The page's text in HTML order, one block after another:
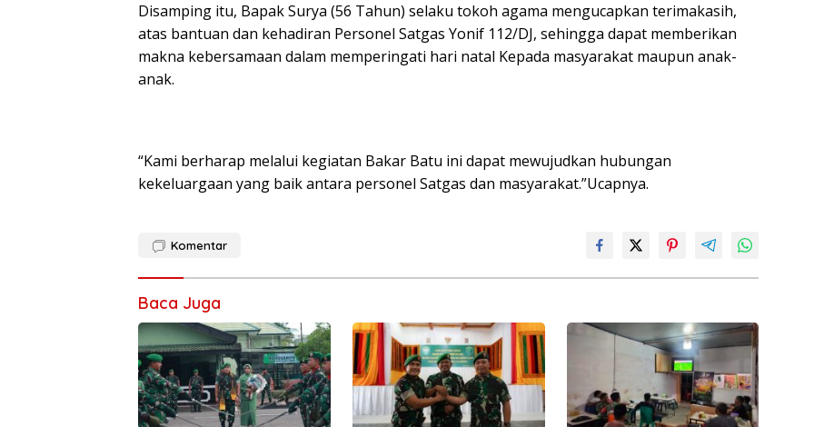
Disamping itu, Bapak Surya (56 Tahun) selaku tokoh agama mengucapkan terimakasih,
atas bantuan dan kehadiran Personel Satgas Yonif 112/DJ, sehingga dapat memberikan
makna kebersamaan dalam memperingati hari natal Kepada masyarakat maupun anak-
anak.
“Kami berharap melalui kegiatan Bakar Batu ini dapat mewujudkan hubungan
kekeluargaan yang baik antara personel Satgas dan masyarakat.”Ucapnya.
Komentar
Baca Juga